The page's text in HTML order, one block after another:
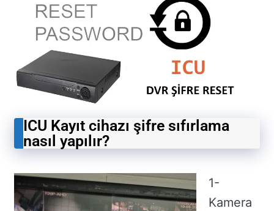
ICU Kayıt cihazı şifre sıfırlama
nasıl yapılır?
1-
Kamera